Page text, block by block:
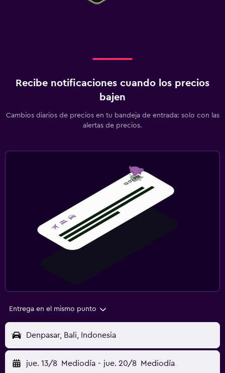
Recibe notificaciones cuando los precios
bajen
Cambios diarios de precios en tu bandeja de entrada: solo con las
alertas de precios.
Entrega en el mismo punto
Denpasar, Bali, Indonesia
jue. 13/8 Mediodía - jue. 20/8 Mediodía